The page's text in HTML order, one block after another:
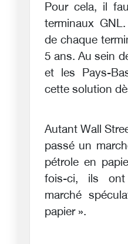
Pour cela, il
terminaux
de chaque
5 ans. Au sein
et les Pays-
cette solution
Autant Wall
passé un
pétrole en
fois-ci, ils
marché
papier ».